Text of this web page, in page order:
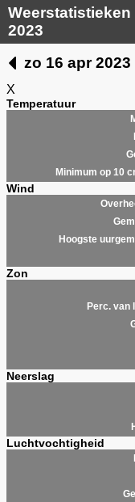
Weerstatistieken
2023
zo 16 apr 2023
X
Temperatuur
Minimum op 10
Wind
Hoogste
Zon
Perc. van
Neerslag
Luchtvochtigheid